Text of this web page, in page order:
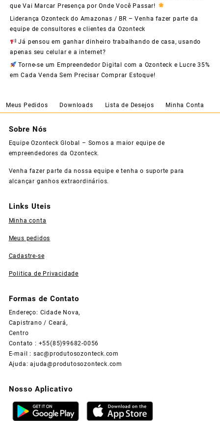
que Vai Marcar Presença por Onde Você Passar!
Liderança Ozonteck do Amazonas / BR – Venha fazer parte da
equipe de consultores e clientes da Ozonteck
Já pensou em ganhar dinheiro trabalhando de casa, usando
apenas seu celular e a internet?
Torne-se um Empreendedor Digital com a Ozonteck e Lucre 35%
em Cada Venda Sem Precisar Comprar Estoque!
Meus Pedidos Downloads Lista de Desejos Minha Conta
Sobre Nós
Equipe Ozonteck Global – Somos a maior equipe de
empreendedores da Ozonteck.
Venha fazer parte da nossa equipe e tenha o suporte para
alcançar ganhos extraordinários.
Links Uteis
Minha conta
Meus pedidos
Cadastre-se
Politica de Privacidade
Formas de Contato
Endereço: Cidade Nova,
Capistrano / Ceará,
Centro
Contato : +55(85)99682-0056
E-mail : sac@produtosozonteck.com
Ajuda:ajuda@produtosozonteck.com
Nosso Aplicativo